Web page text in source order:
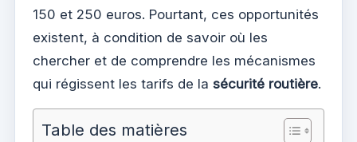
150 et 250 euros. Pourtant, ces opportunités
existent, à condition de savoir où les
chercher et de comprendre les mécanismes
qui régissent les tarifs de la sécurité routière.
Table des matières